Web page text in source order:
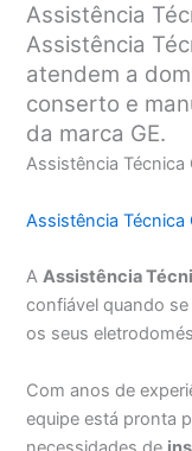
Assistência
Assistência
atendem a
conserto e
da marca GE.
Assistência Técnica
Assistência Técnica
AAssistência
confiável quando
os seus
Com anos de
equipe está pronta